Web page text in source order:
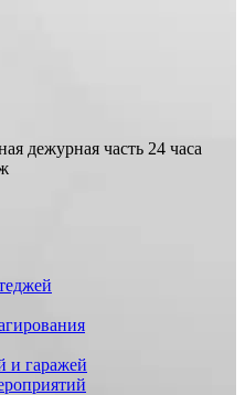
дежурная часть 24 часа
и гаражей